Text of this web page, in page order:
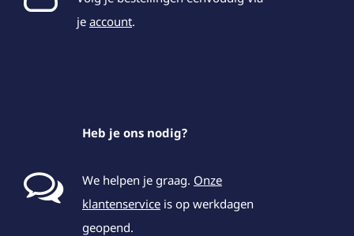
je account.
Heb je ons nodig?
We helpen je graag. Onze
klantenservice is op werkdagen
geopend.